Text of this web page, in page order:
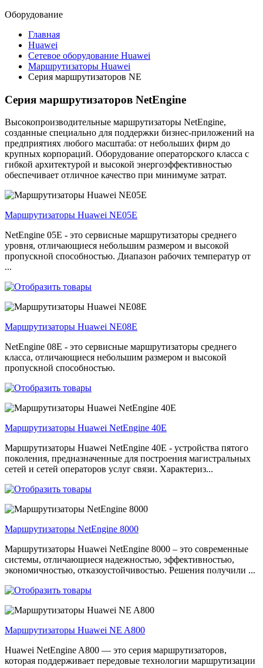
Оборудование
Главная
Huawei
Сетевое оборудование Huawei
Маршрутизаторы Huawei
Серия маршрутизаторов NE
Серия маршрутизаторов NetEngine
Высокопроизводительные маршрутизаторы NetEngine,
созданные специально для поддержки бизнес-приложений на
предприятиях любого масштаба: от небольших фирм до
крупных корпораций. Оборудование операторского класса с
гибкой архитектурой и высокой энергоэффективностью
обеспечивает отличное качество при минимуме затрат.
Маршрутизаторы Huawei NE05E
NetEngine 05E - это сервисные маршрутизаторы среднего
уровня, отличающиеся небольшим размером и высокой
пропускной способностью. Диапазон рабочих температур от
...
Маршрутизаторы Huawei NE08E
NetEngine 08E - это сервисные маршрутизаторы среднего
класса, отличающиеся небольшим размером и высокой
пропускной способностью.
Маршрутизаторы Huawei NetEngine 40E
Маршрутизаторы Huawei NetEngine 40E - устройства пятого
поколения, предназначенные для построения магистральных
сетей и сетей операторов услуг связи. Характериз...
Маршрутизаторы NetEngine 8000
Маршрутизаторы Huawei NetEngine 8000 – это современные
системы, отличающиеся надежностью, эффективностью,
экономичностью, отказоустойчивостью. Решения получили ...
Маршрутизаторы Huawei NE A800
Huawei NetEngine A800 — это серия маршрутизаторов,
которая поддерживает передовые технологии маршрутизации